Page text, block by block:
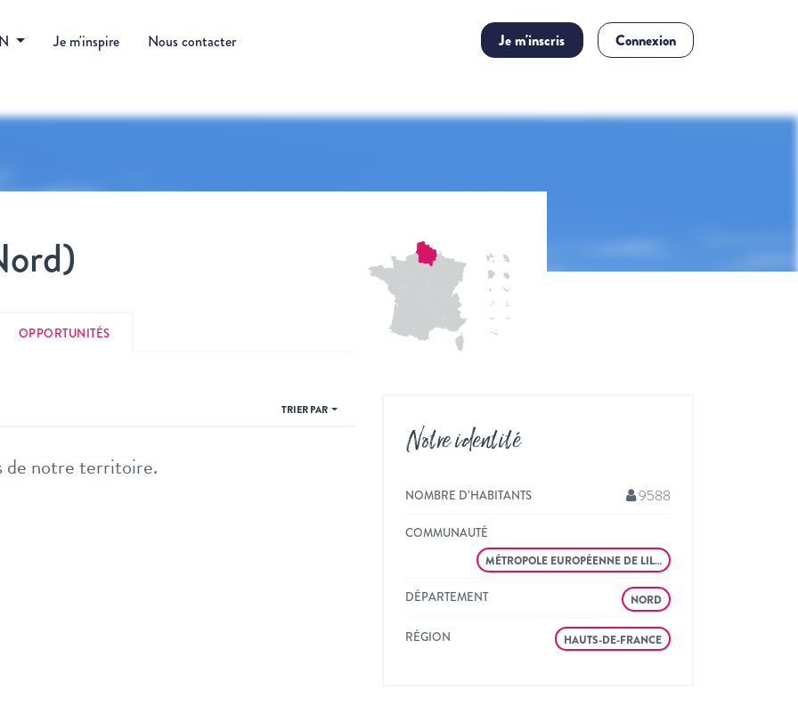
Je m'inspire Nous contacter Je m'inscris Connexion
OPPORTUNITÉS
TRIER PAR
de notre territoire.
Notre identité
NOMBRE D’HABITANTS 9588
COMMUNAUTÉ
MÉTROPOLE EUROPÉENNE DE LIL…
DÉPARTEMENT NORD
RÉGION HAUTS-DE-FRANCE